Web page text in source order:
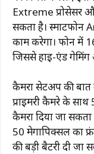
Extreme प्रोसेसर
सकता है।
काम करेगा। फोन में
जिससे हाई-एंड गेमिंग
कैमरा सेटअप की बात
प्राइमरी कैमरे के
कैमरा दिया जा
50 मेगापिक्सल का
की बड़ी बैटरी दी